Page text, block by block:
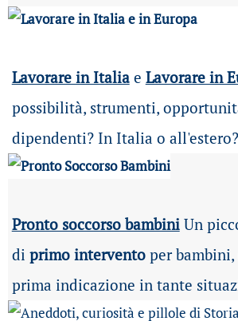
Lavorare in Italia e Lavorare in
possibilità, strumenti,
dipendenti? In Italia o all'estero?
Pronto soccorso bambiniUn
di primo interventoper bambini,
prima indicazione in tante